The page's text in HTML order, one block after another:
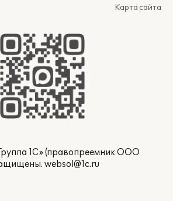
Карта сайта
1С» (правопреемник ООО
websol@1c.ru